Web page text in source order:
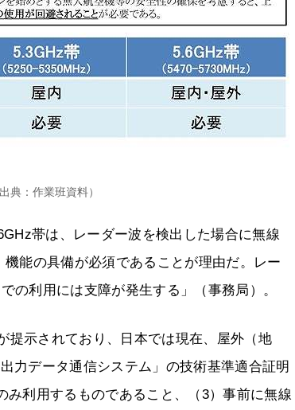
典：作業班資料）
帯は、レーダー波を検出した場合に無線
能の具備が必須であることが理由だ。レー
の利用には支障が発生する」（事務局）。
提示されており、日本では現在、屋外（地
力データ通信システム」の技術基準適合証明
利用するものであること、（3）事前に無線